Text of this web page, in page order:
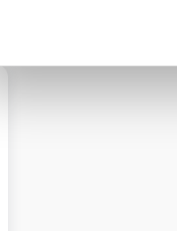
na temat plików cookie i tego,